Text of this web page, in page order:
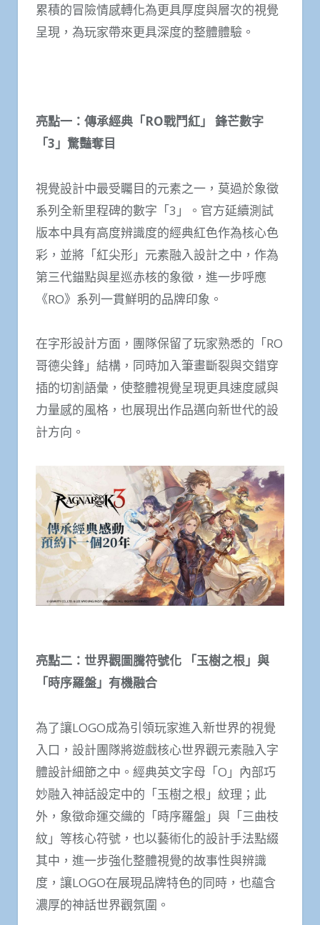
累積的冒險情感轉化為更具厚度與層次的視覺
呈現，為玩家帶來更具深度的整體體驗。
亮點一：傳承經典「RO戰鬥紅」 鋒芒數字
「3 」驚豔奪目
視覺設計中最受矚目的元素之一，莫過於象徵
系列全新里程碑的數字「3」。官方延續測試
版本中具有高度辨識度的經典紅色作為核心色
彩，並將「紅尖形」元素融入設計之中，作為
第三代錨點與星巡赤核的象徵，進一步呼應
《RO》系列一貫鮮明的品牌印象。
在字形設計方面，團隊保留了玩家熟悉的「RO
哥德尖鋒」結構，同時加入筆畫斷裂與交錯穿
插的切割語彙，使整體視覺呈現更具速度感與
力量感的風格，也展現出作品邁向新世代的設
計方向。
亮點二：世界觀圖騰符號化
「玉樹之根」與
「時序羅盤」有機融合
為了讓LOGO成為引領玩家進入新世界的視覺
入口，設計團隊將遊戲核心世界觀元素融入字
體設計細節之中。經典英文字母「O」內部巧
妙融入神話設定中的「玉樹之根」紋理；此
外，象徵命運交織的「時序羅盤」與「三曲枝
紋」等核心符號，也以藝術化的設計手法點綴
其中，進一步強化整體視覺的故事性與辨識
度，讓LOGO在展現品牌特色的同時，也蘊含
濃厚的神話世界觀氛圍。